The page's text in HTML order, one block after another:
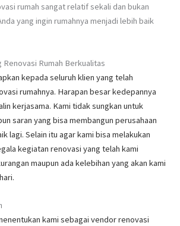
rumah sangat relatif sekali dan bukan
yang ingin rumahnya menjadi lebih baik
Renovasi Rumah Berkualitas
kepada seluruh klien yang telah
rumahnya. Harapan besar kedepannya
kerjasama. Kami tidak sungkan untuk
saran yang bisa membangun perusahaan
lagi. Selain itu agar kami bisa melakukan
kegiatan renovasi yang telah kami
maupun ada kelebihan yang akan kami
kami sebagai vendor renovasi